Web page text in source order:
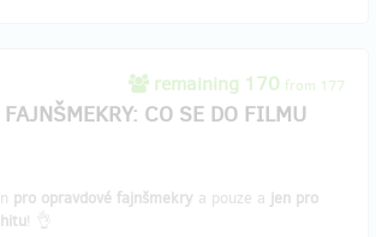
remaining 170 from 177
CO SE DO FILMU
pro opravdové fajnšmekry a pouze a jen pro
! 👌